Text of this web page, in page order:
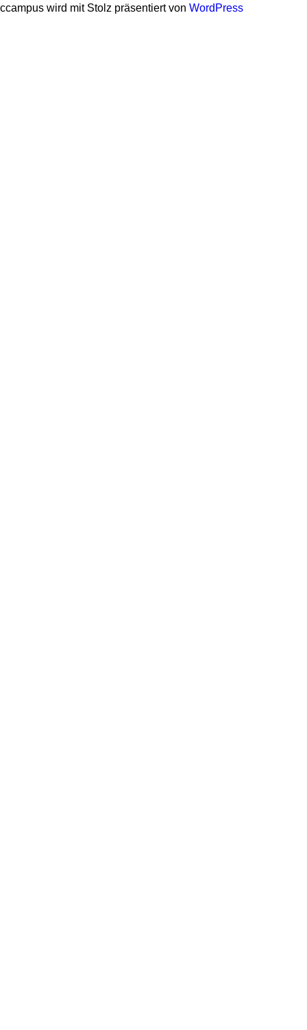
ccampus wird mit Stolz präsentiert von WordPress